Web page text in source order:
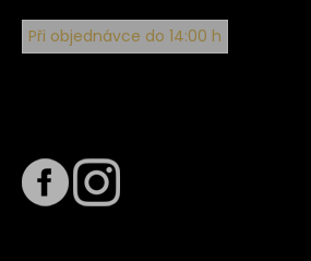
Při objednávce do 14:00 h